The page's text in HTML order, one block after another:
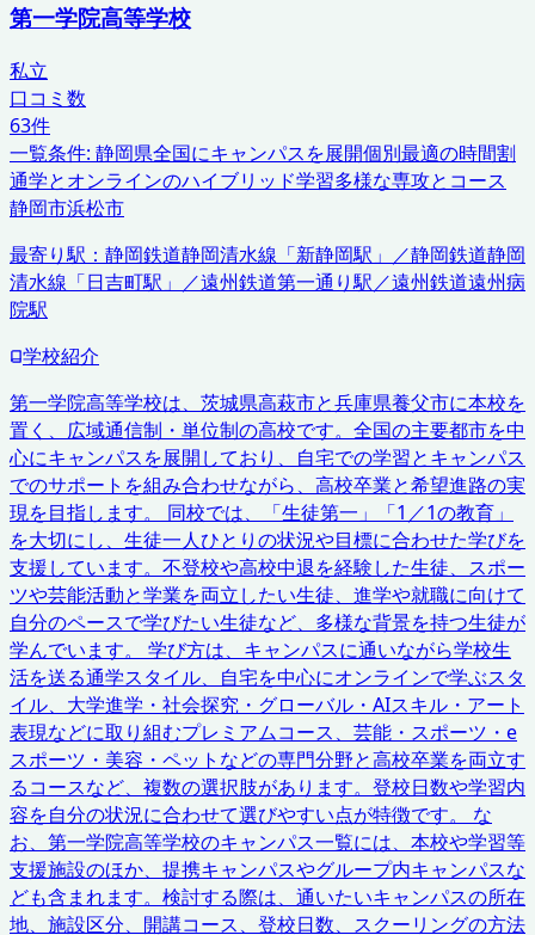
第一学院高等学校
私立
口コミ数
63件
一覧条件: 静岡県全国にキャンパスを展開個別最適の時間割
通学とオンラインのハイブリッド学習多様な専攻とコース
静岡市浜松市
最寄り駅： 静岡鉄道静岡清水線「新静岡駅」／静岡鉄道静岡
清水線「日吉町駅」／遠州鉄道第一通り駅／遠州鉄道遠州病
院駅
学校紹介
第一学院高等学校は、茨城県高萩市と兵庫県養父市に本校を
置く、広域通信制・単位制の高校です。全国の主要都市を中
心にキャンパスを展開しており、自宅での学習とキャンパス
でのサポートを組み合わせながら、高校卒業と希望進路の実
現を目指します。 同校では、「生徒第一」「1／1の教育」
を大切にし、生徒一人ひとりの状況や目標に合わせた学びを
支援しています。不登校や高校中退を経験した生徒、スポー
ツや芸能活動と学業を両立したい生徒、進学や就職に向けて
自分のペースで学びたい生徒など、多様な背景を持つ生徒が
学んでいます。 学び方は、キャンパスに通いながら学校生
活を送る通学スタイル、自宅を中心にオンラインで学ぶスタ
イル、大学進学・社会探究・グローバル・AIスキル・アート
表現などに取り組むプレミアムコース、芸能・スポーツ・e
スポーツ・美容・ペットなどの専門分野と高校卒業を両立す
るコースなど、複数の選択肢があります。登校日数や学習内
容を自分の状況に合わせて選びやすい点が特徴です。 な
お、第一学院高等学校のキャンパス一覧には、本校や学習等
支援施設のほか、提携キャンパスやグループ内キャンパスな
ども含まれます。検討する際は、通いたいキャンパスの所在
地、施設区分、開講コース、登校日数、スクーリングの方法